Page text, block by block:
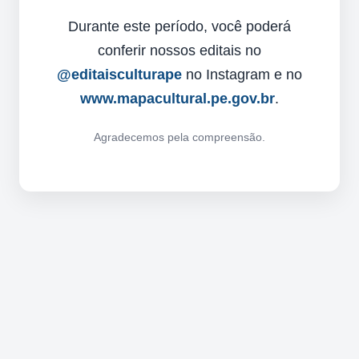
Durante este período, você poderá
conferir nossos editais no
@editaisculturape no Instagram e no
www.mapacultural.pe.gov.br.
Agradecemos pela compreensão.